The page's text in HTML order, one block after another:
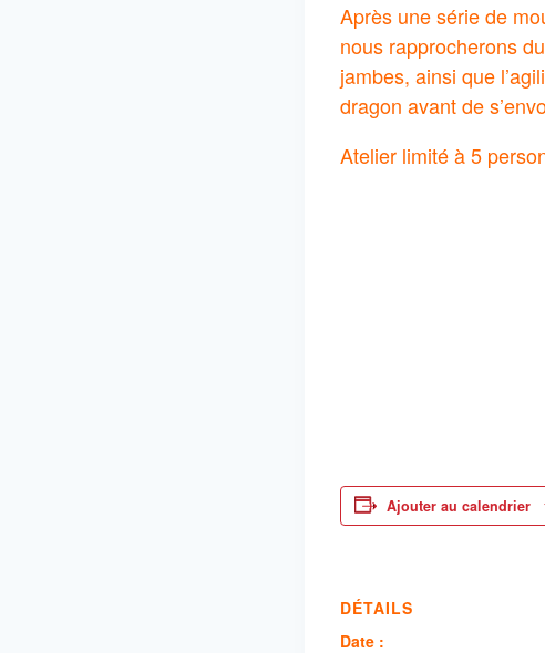
Après une série de
nous rapprocherons
jambes, ainsi que
dragon avant de
Atelier limité à 5
Ajouter au calendrier
DÉTAILS
Date :